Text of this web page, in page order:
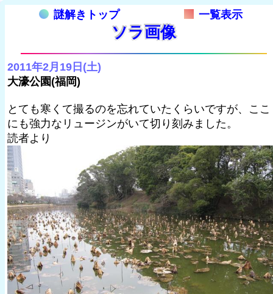
謎解きトップ 一覧表示
ソラ画像
2011年2月19日(土)
大濠公園(福岡)
とても寒くて撮るのを忘れていたくらいですが、ここ
にも強力なリュージンがいて切り刻みました。
読者より